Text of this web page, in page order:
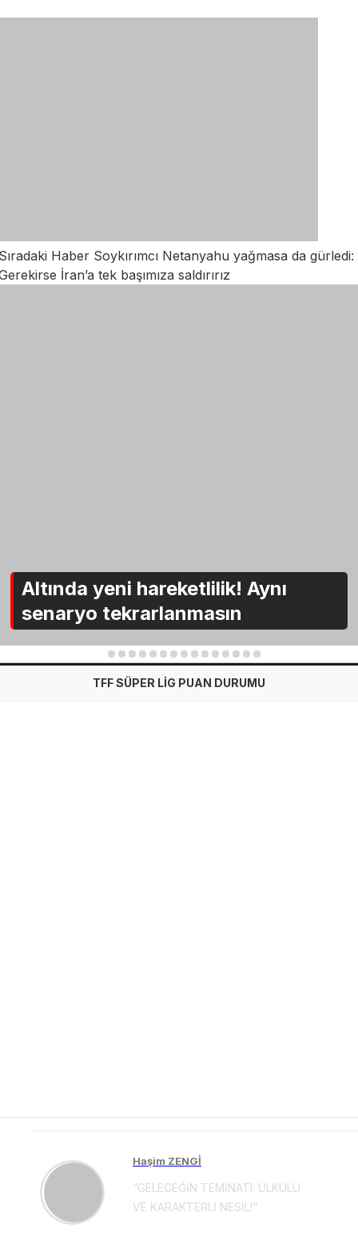
Haber Soykırımcı Netanyahu yağmasa da gürledi:
İran’a tek başımıza saldırırız
Altında yeni hareketlilik! Aynı
senaryo tekrarlanmasın
2 3 4 5 6 7 8 9 10 11 12 13 14 15
TFF SÜPER LİG PUAN DURUMU
Haşim ZENGİ
“GELECEĞİN TEMİNATI: ÜLKÜLÜ
VE KARAKTERLİ NESİL!”